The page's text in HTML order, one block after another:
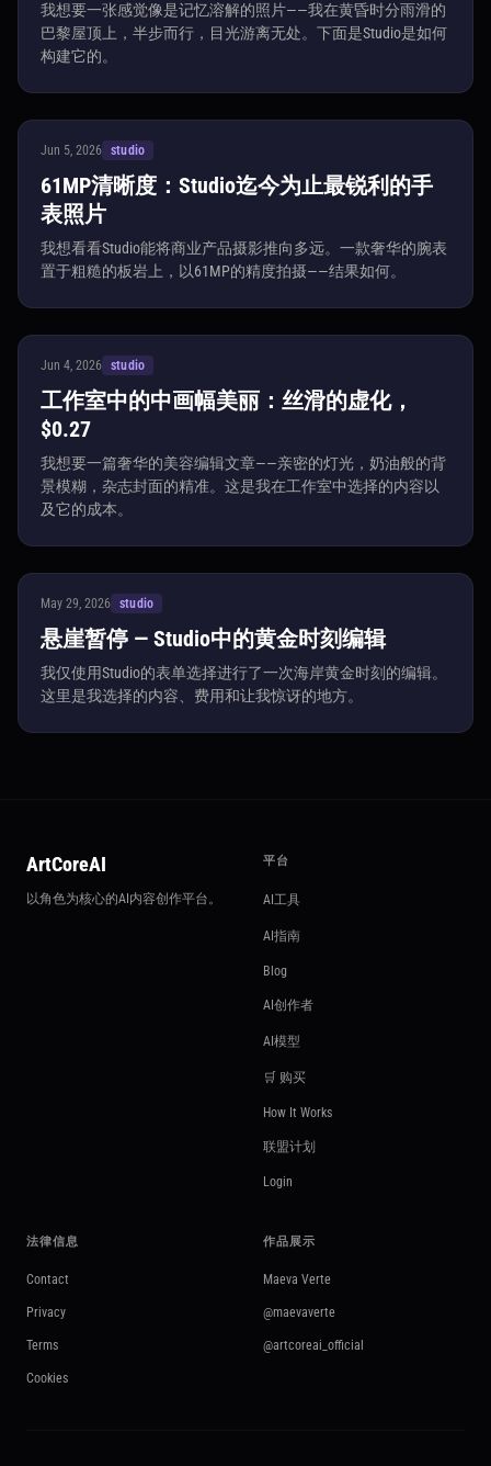
我想要一张感觉像是记忆溶解的照片——我在黄昏时分雨滑的
巴黎屋顶上，半步而行，目光游离无处。下面是Studio是如何
构建它的。
Jun 5, 2026 studio
61MP清晰度：Studio迄今为止最锐利的手
表照片
我想看看Studio能将商业产品摄影推向多远。一款奢华的腕表
置于粗糙的板岩上，以61MP的精度拍摄——结果如何。
Jun 4, 2026 studio
工作室中的中画幅美丽：丝滑的虚化，
$0.27
我想要一篇奢华的美容编辑文章——亲密的灯光，奶油般的背
景模糊，杂志封面的精准。这是我在工作室中选择的内容以
及它的成本。
May 29, 2026 studio
悬崖暂停 — Studio中的黄金时刻编辑
我仅使用Studio的表单选择进行了一次海岸黄金时刻的编辑。
这里是我选择的内容、费用和让我惊讶的地方。
ArtCoreAI
以角色为核心的AI内容创作平台。
平台
AI工具
AI指南
Blog
AI创作者
AI模型
🛒 购买
How It Works
联盟计划
Login
法律信息
Contact
Privacy
Terms
Cookies
作品展示
Maeva Verte
@maevaverte
@artcoreai_official